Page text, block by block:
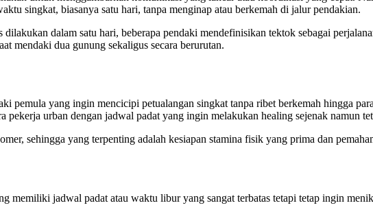
singkat, biasanya satu hari, tanpa menginap atau berkemah di jalur pendakian.
dilakukan dalam satu hari, beberapa pendaki mendefinisikan tektok sebagai
mendaki dua gunung sekaligus secara berurutan.
pemula yang ingin mencicipi petualangan singkat tanpa ribet berkemah hingga
urban dengan jadwal padat yang ingin melakukan healing sejenak namun
sehingga yang terpenting adalah kesiapan stamina fisik yang prima dan
memiliki jadwal padat atau waktu libur yang sangat terbatas tetapi tetap ingin